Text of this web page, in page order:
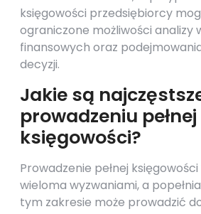
księgowości przedsiębiorcy
ograniczone możliwości analizy
finansowych oraz
decyzji.
Jakie są
prowadzeniu pełnej
księgowości?
Prowadzenie pełnej księgowości
wieloma wyzwaniami, a
tym zakresie może prowadzić